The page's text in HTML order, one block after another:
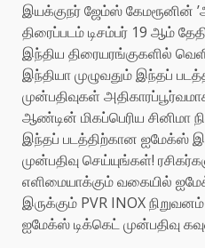
இயக்குநர் ஜேம்ஸ் கேமரூனின்
திரைப்படம் டிசம்பர் 19 ஆம்
இந்திய திரையரங்குகளில்
இந்தியா முழுவதும் இந்தப்
முன்பதிவுகள்
ஆண்டின் மிகப்பெரிய சினிமா
இந்தப் படத்திற்கான ஐமேக்ஸ்
முன்பதிவு செய்யுங்கள்!
எளிமையாக்கும் வகையில்
இருக்கும் PVR INOX
ஐமேக்ஸ் டிக்கெட் முன்பதிவு